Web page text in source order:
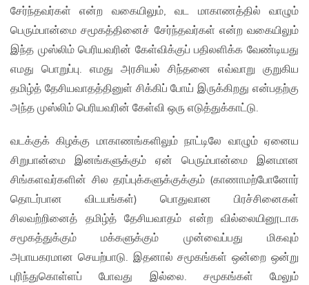
சேர்ந்தவர்கள் என்ற வகையிலும், வட மாகாணத்தில் வாழும்
பெரும்பான்மை சமூகத்தினைச் சேர்ந்தவர்கள் என்ற வகையிலும்
இந்த முஸ்லிம் பெரியவரின் கேள்விக்குப் பதிலளிக்க வேண்டியது
எமது பொறுப்பு. எமது அரசியல் சிந்தனை எவ்வாறு குறுகிய
தமிழ்த் தேசியவாதத்தினுள் சிக்கிப் போய் இருக்கிறது என்பதற்கு
அந்த முஸ்லிம் பெரியவரின் கேள்வி ஒரு எடுத்துக்காட்டு.
வடக்குக் கிழக்கு மாகாணங்களிலும் நாட்டிலே வாழும் ஏனைய
சிறுபான்மை இனங்களுக்கும் ஏன் பெரும்பான்மை இனமான
சிங்களவர்களின் சில தரப்புக்களுக்குக்கும் (காணாமற்போனோர்
தொடர்பான விடயங்கள்) பொதுவான பிரச்சினைகள்
சிலவற்றினைத் தமிழ்த் தேசியவாதம் என்ற வில்லையினூடாக
சமூகத்துக்கும் மக்களுக்கும் முன்வைப்பது மிகவும்
அபாயகரமான செயற்பாடு. இதனால் சமூகங்கள் ஒன்றை ஒன்று
புரிந்துகொள்ளப் போவது இல்லை. சமூகங்கள் மேலும்